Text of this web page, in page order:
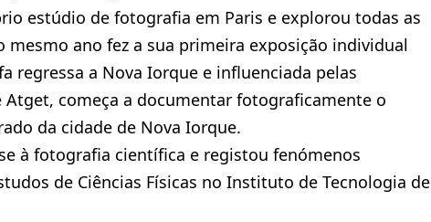
estúdio de fotografia em Paris e explorou todas as
ano fez a sua primeira exposição individual
regressa a Nova Iorque e influenciada pelas
começa a documentar fotograficamente o
da cidade de Nova Iorque.
à fotografia científica e registou fenómenos
de Ciências Físicas no Instituto de Tecnologia de